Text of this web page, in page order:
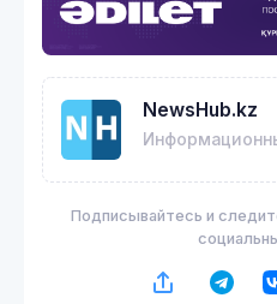
NewsHub.kz
Подписывайтесь и